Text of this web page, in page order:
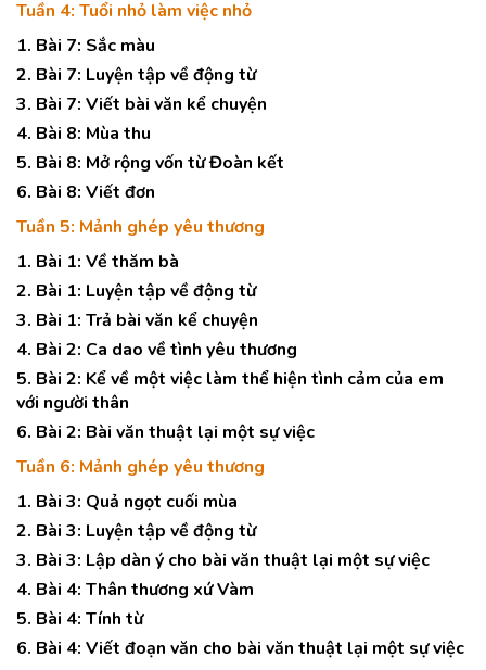
Tuần 4: Tuổi nhỏ làm việc nhỏ
1. Bài 7: Sắc màu
2. Bài 7: Luyện tập về động từ
3. Bài 7: Viết bài văn kể chuyện
4. Bài 8: Mùa thu
5. Bài 8: Mở rộng vốn từ Đoàn kết
6. Bài 8: Viết đơn
Tuần 5: Mảnh ghép yêu thương
1. Bài 1: Về thăm bà
2. Bài 1: Luyện tập về động từ
3. Bài 1: Trả bài văn kể chuyện
4. Bài 2: Ca dao về tình yêu thương
5. Bài 2: Kể về một việc làm thể hiện tình cảm của em
với người thân
6. Bài 2: Bài văn thuật lại một sự việc
Tuần 6: Mảnh ghép yêu thương
1. Bài 3: Quả ngọt cuối mùa
2. Bài 3: Luyện tập về động từ
3. Bài 3: Lập dàn ý cho bài văn thuật lại một sự việc
4. Bài 4: Thân thương xứ Vàm
5. Bài 4: Tính từ
6. Bài 4: Viết đoạn văn cho bài văn thuật lại một sự việc